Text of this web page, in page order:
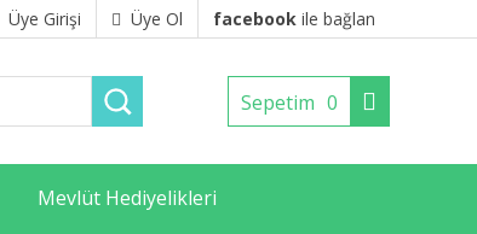
Üye Girişi Üye Ol facebook ile bağlan
Sepetim 0
Mevlüt Hediyelikleri